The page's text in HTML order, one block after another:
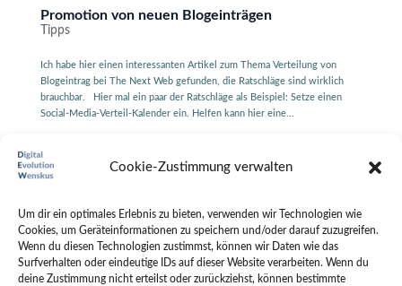
Cookie-Zustimmung verwalten
Um dir ein optimales Erlebnis zu bieten, verwenden wir Technologien wie
Cookies, um Geräteinformationen zu speichern und/oder darauf zuzugreifen.
Wenn du diesen Technologien zustimmst, können wir Daten wie das
Surfverhalten oder eindeutige IDs auf dieser Website verarbeiten. Wenn du
deine Zustimmung nicht erteilst oder zurückziehst, können bestimmte
Promotion von neuen Blogeinträgen
Tipps
Ich habe hier einen interessanten Artikel zum Thema Verteilung von
Blogeintrag bei The Next Web gefunden, die Ratschläge sind wirklich
brauchbar. Hier mal ein paar der Ratschläge als Beispiel: Setze einen
Social-Media-Verteil-Kalender ein. Helfen kann hier eine...
6 Fehler, die Ihre Conversion-Rate zerstören
Tipps
6 Fehler, die Ihre Conversion-Rate zerstören Wussten Sie, dass einige
Elemente Ihrer Website-Designs tatsächlich die Conversion-Rate und so
den Umsatz Ihrer Website senken könnten, ohne dass Sie es wissen und
ohne es beabsichtigt zu haben? Gerade bei WordPress, mit...